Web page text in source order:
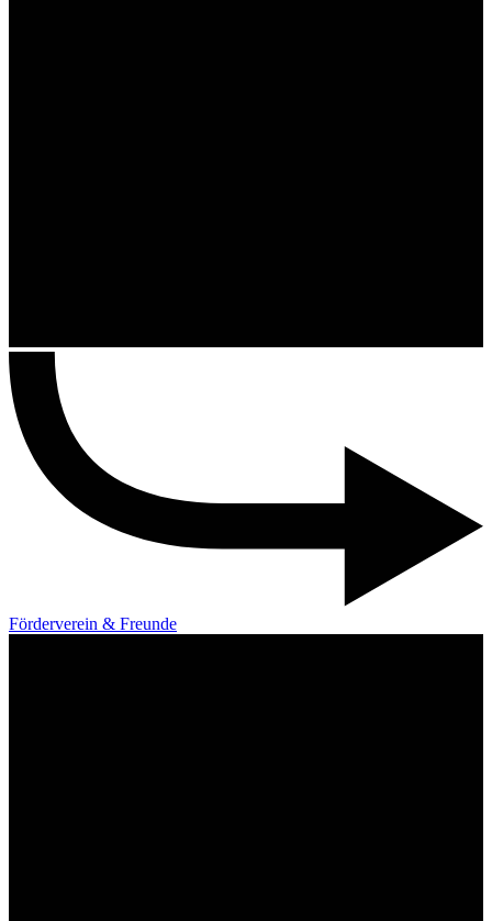
Förderverein & Freunde